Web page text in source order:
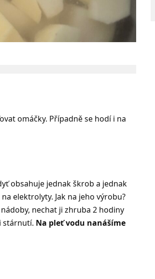
omáčky. Případně se hodí i na
obsahuje jednak škrob a jednak
elektrolyty. Jak na jeho výrobu?
nechat ji zhruba 2 hodiny
stárnutí. Na pleť vodu nanášíme